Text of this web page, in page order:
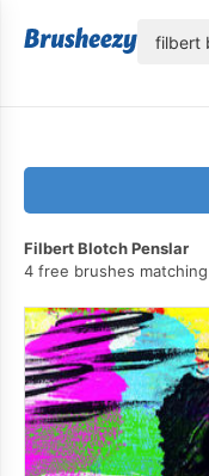
Filbert Blotch Penslar
4 free brushes matching